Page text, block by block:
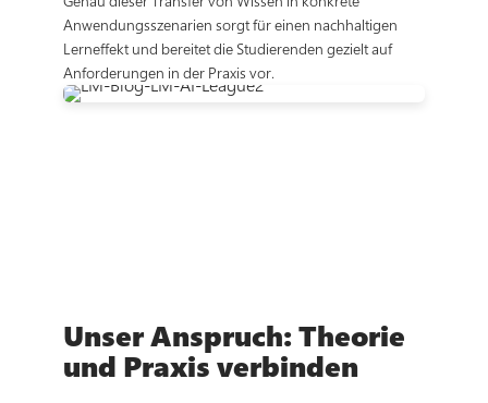
Anwendungsszenarien sorgt für einen nachhaltigen
Lerneffekt und bereitet die Studierenden gezielt auf
Anforderungen in der Praxis vor.
Unser Anspruch: Theorie
und Praxis verbinden